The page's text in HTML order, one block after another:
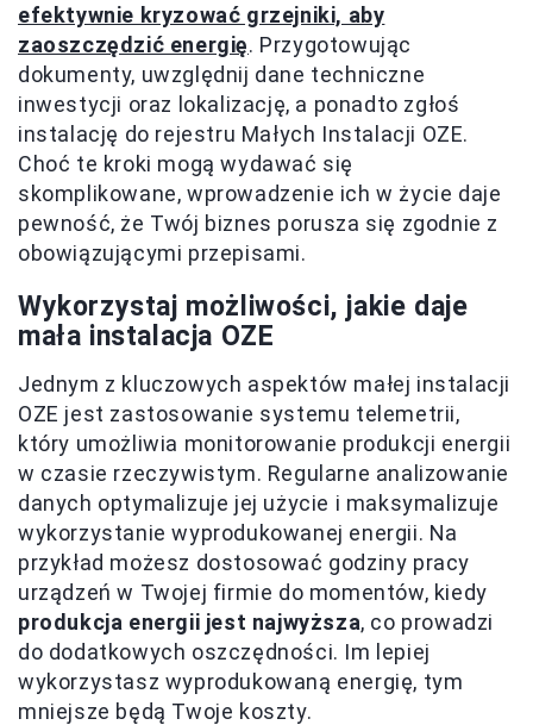
efektywnie kryzować grzejniki, aby
zaoszczędzić energię. Przygotowując
dokumenty, uwzględnij dane techniczne
inwestycji oraz lokalizację, a ponadto zgłoś
instalację do rejestru Małych Instalacji OZE.
Choć te kroki mogą wydawać się
skomplikowane, wprowadzenie ich w życie daje
pewność, że Twój biznes porusza się zgodnie z
obowiązującymi przepisami.
Wykorzystaj możliwości, jakie daje
mała instalacja OZE
Jednym z kluczowych aspektów małej instalacji
OZE jest zastosowanie systemu telemetrii,
który umożliwia monitorowanie produkcji energii
w czasie rzeczywistym. Regularne analizowanie
danych optymalizuje jej użycie i maksymalizuje
wykorzystanie wyprodukowanej energii. Na
przykład możesz dostosować godziny pracy
urządzeń w Twojej firmie do momentów, kiedy
produkcja energii jest najwyższa, co prowadzi
do dodatkowych oszczędności. Im lepiej
wykorzystasz wyprodukowaną energię, tym
mniejsze będą Twoje koszty.